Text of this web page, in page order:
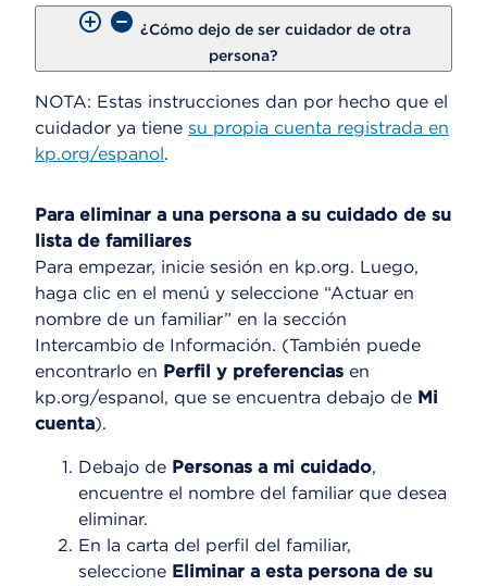
¿Cómo dejo de ser cuidador de otra
persona?
NOTA: Estas instrucciones dan por hecho que el
cuidador ya tiene su propia cuenta registrada en
kp.org/espanol.
Para eliminar a una persona a su cuidado de su
lista de familiares
Para empezar, inicie sesión en kp.org. Luego,
haga clic en el menú y seleccione “Actuar en
nombre de un familiar” en la sección
Intercambio de Información. (También puede
encontrarlo en Perfil y preferencias en
kp.org/espanol, que se encuentra debajo de Mi
cuenta).
Debajo de Personas a mi cuidado,
encuentre el nombre del familiar que desea
eliminar.
En la carta del perfil del familiar,
seleccione Eliminar a esta persona de su